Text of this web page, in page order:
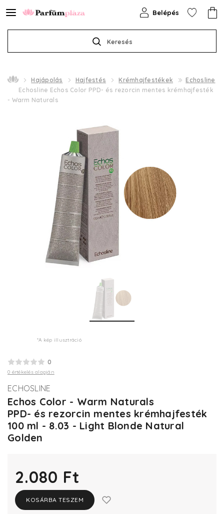
Keresés
Belépés
Hajápolás Hajfestés Krémhajfestékek
Echosline
Echosline Echos Color PPD- és rezorcin mentes krémhajfesték
- Warm Naturals
*A kép illusztráció
0
0 értékelés alapján
ECHOSLINE
Echos Color - Warm Naturals
PPD- és rezorcin mentes krémhajfesték
100 ml - 8.03 - Light Blonde Natural
Golden
2.080 Ft
KOSÁRBA TESZEM